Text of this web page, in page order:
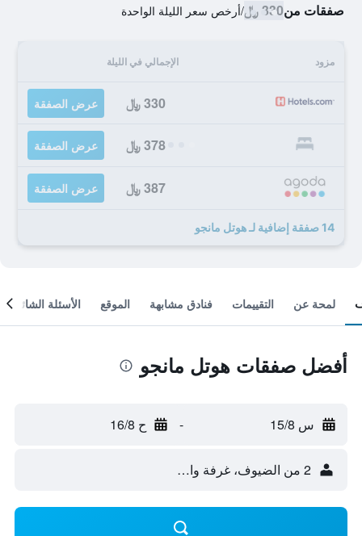
صفقات من330 ﷼ /أرخص سعر الليلة الواحدة
مزود الإجمالي في الليلة
330 ﷼ عرض الصفقة
378 ﷼ عرض الصفقة
387 ﷼ عرض الصفقة
14 صفقة إضافية لـ هوتل مانجو
لمحة عن التقييمات فنادق مشابهة الموقع الأسئلة الشائعة
أفضل صفقات هوتل مانجو
س 15/8 - ح 16/8
2 من الضيوف، غرفة واحدة